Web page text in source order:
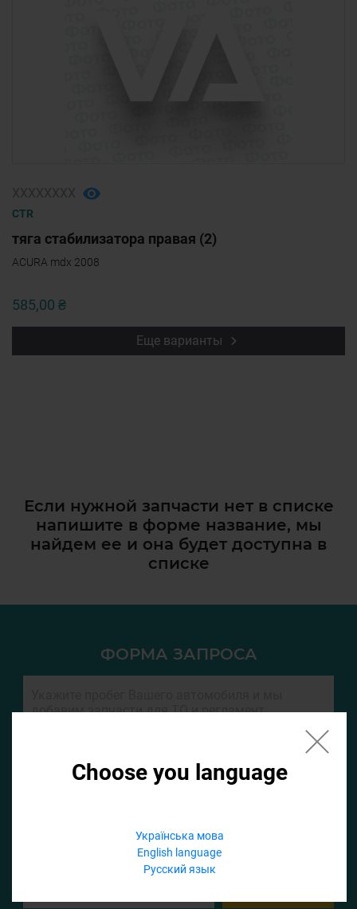
Choose you language
Українська мова
English language
Русский язык
CTR
тяга стабилизатора правая (2)
ACURA mdx 2008
585,00 ₴
Еще варианты
Если нужной запчасти нет в списке
напишите в форме название, мы
найдем ее и она будет доступна в
списке
ФОРМА ЗАПРОСА